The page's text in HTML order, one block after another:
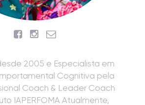
2005 e Especialista em
Cognitiva pela
Coach & Leader Coach
IAPERFOMA Atualmente,